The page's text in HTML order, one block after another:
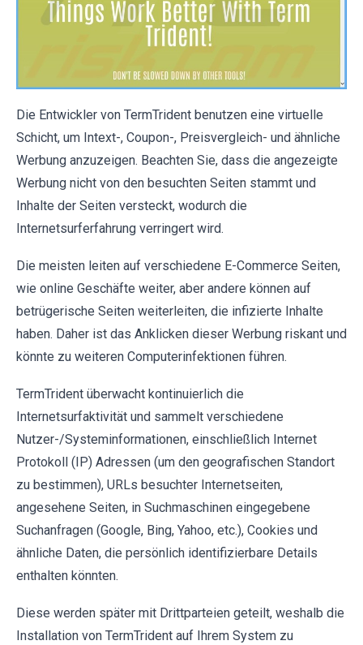
Die Entwickler von TermTrident benutzen eine virtuelle
Schicht, um Intext-, Coupon-, Preisvergleich- und ähnliche
Werbung anzuzeigen. Beachten Sie, dass die angezeigte
Werbung nicht von den besuchten Seiten stammt und
Inhalte der Seiten versteckt, wodurch die
Internetsurferfahrung verringert wird.
Die meisten leiten auf verschiedene E-Commerce Seiten,
wie online Geschäfte weiter, aber andere können auf
betrügerische Seiten weiterleiten, die infizierte Inhalte
haben. Daher ist das Anklicken dieser Werbung riskant und
könnte zu weiteren Computerinfektionen führen.
TermTrident überwacht kontinuierlich die
Internetsurfaktivität und sammelt verschiedene
Nutzer-/Systeminformationen, einschließlich Internet
Protokoll (IP) Adressen (um den geografischen Standort
zu bestimmen), URLs besuchter Internetseiten,
angesehene Seiten, in Suchmaschinen eingegebene
Suchanfragen (Google, Bing, Yahoo, etc.), Cookies und
ähnliche Daten, die persönlich identifizierbare Details
enthalten könnten.
Diese werden später mit Drittparteien geteilt, weshalb die
Installation von TermTrident auf Ihrem System zu